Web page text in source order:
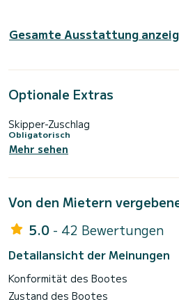
Gesamte Ausstattung
Optionale Extras
Skipper-Zuschlag
Obligatorisch
Mehr sehen
Von den Mietern
5.0 - 42 Bewertungen
Detailansicht der Meinungen
Konformität des Bootes
Zustand des Bootes